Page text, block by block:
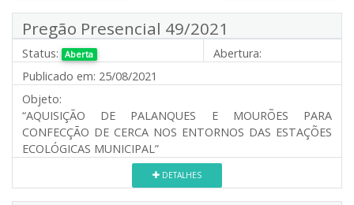
Pregão Presencial 49/2021
Status: Aberta
Abertura:
Publicado em: 25/08/2021
Objeto:
“AQUISIÇÃO DE PALANQUES E MOURÕES PARA
CONFECÇÃO DE CERCA NOS ENTORNOS DAS ESTAÇÕES
ECOLÓGICAS MUNICIPAL”
DETALHES